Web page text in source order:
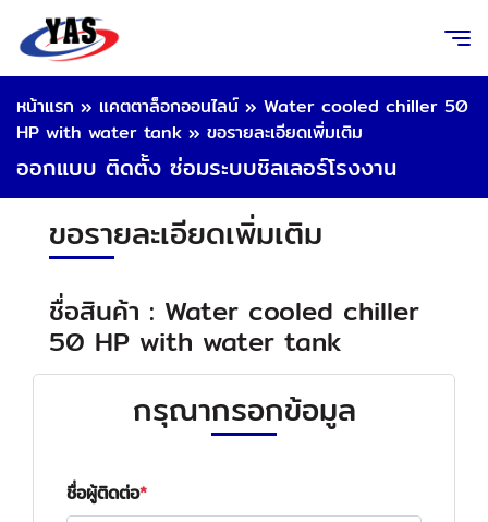
หน้าแรก » แคตตาล็อกออนไลน์ » Water cooled chiller 50
HP with water tank » ขอรายละเอียดเพิ่มเติม
ออกแบบ ติดตั้ง ซ่อมระบบชิลเลอร์โรงงาน
ขอรายละเอียดเพิ่มเติม
ชื่อสินค้า : Water cooled chiller
50 HP with water tank
กรุณากรอกข้อมูล
ชื่อผู้ติดต่อ